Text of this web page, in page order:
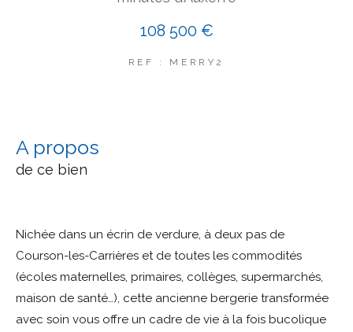
108 500 €
REF : MERRY2
a propos
de ce bien
Nichée dans un écrin de verdure, à deux pas de
Courson-les-Carrières et de toutes les commodités
(écoles maternelles, primaires, collèges, supermarchés,
maison de santé…), cette ancienne bergerie transformée
avec soin vous offre un cadre de vie à la fois bucolique